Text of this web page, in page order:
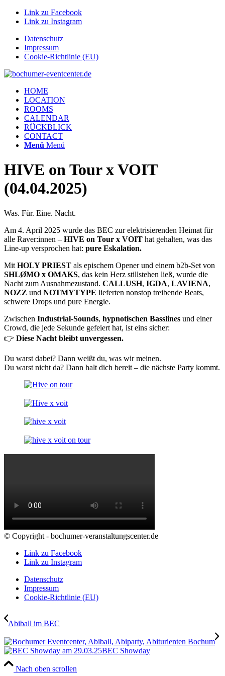
Link zu Facebook
Link zu Instagram
Datenschutz
Impressum
Cookie-Richtlinie (EU)
HOME
LOCATION
ROOMS
CALENDAR
RÜCKBLICK
CONTACT
Menü Menü
HIVE on Tour x VOIT
(04.04.2025)
Was. Für. Eine. Nacht.
Am 4. April 2025 wurde das BEC zur elektrisierenden Heimat für
alle Raver:innen – HIVE on Tour x VOIT hat gehalten, was das
Line-up versprochen hat: pure Eskalation.
Mit HOLY PRIEST als epischem Opener und einem b2b-Set von
SHLØMO x OMAKS, das kein Herz stillstehen ließ, wurde die
Nacht zum Ausnahmezustand. CALLUSH, IGDA, LAVIENA,
NOZZ und NOTMYTYPE lieferten nonstop treibende Beats,
schwere Drops und pure Energie.
Zwischen Industrial-Sounds, hypnotischen Basslines und einer
Crowd, die jede Sekunde gefeiert hat, ist eins sicher:
👉 Diese Nacht bleibt unvergessen.
Du warst dabei? Dann weißt du, was wir meinen.
Du warst nicht da? Dann halt dich bereit – die nächste Party kommt.
© Copyright - bochumer-veranstaltungscenter.de
Link zu Facebook
Link zu Instagram
Datenschutz
Impressum
Cookie-Richtlinie (EU)
Abiball im BEC
BEC Showday
Nach oben scrollen